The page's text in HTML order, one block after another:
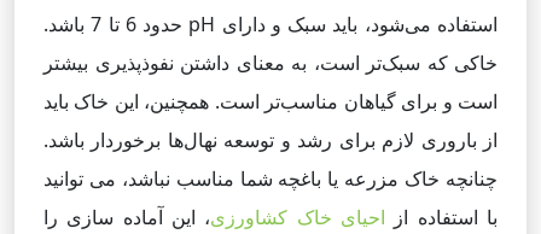
استفاده می‌شود، باید سبک و دارای pH حدود 6 تا 7 باشد.
خاکی که سبک‌تر است، به معنای داشتن نفوذپذیری بیشتر
است و برای گیاهان مناسب‌تر است. همچنین، این خاک باید
از باروری لازم برای رشد و توسعه نهال‌ها برخوردار باشد.
چنانچه خاک مزرعه یا باغچه شما مناسب نباشد، می توانید
با استفاده از احیای خاک کشاورزی، این آماده سازی را